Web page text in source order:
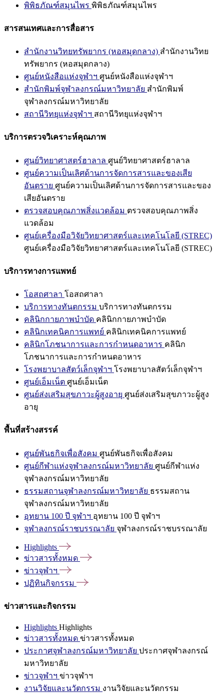
พิพิธภัณฑ์สมุนไพร พิพิธภัณฑ์สมุนไพร
สารสนเทศและการสื่อสาร
สำนักงานวิทยทรัพยากร (หอสมุดกลาง) สำนักงานวิทย
ทรัพยากร (หอสมุดกลาง)
ศูนย์หนังสือแห่งจุฬาฯ ศูนย์หนังสือแห่งจุฬาฯ
สำนักพิมพ์จุฬาลงกรณ์มหาวิทยาลัย สำนักพิมพ์
จุฬาลงกรณ์มหาวิทยาลัย
สถานีวิทยุแห่งจุฬาฯ สถานีวิทยุแห่งจุฬาฯ
บริการตรวจวิเคราะห์คุณภาพ
ศูนย์วิทยาศาสตร์ฮาลาล ศูนย์วิทยาศาสตร์ฮาลาล
ศูนย์ความเป็นเลิศด้านการจัดการสารและของเสีย
อันตราย ศูนย์ความเป็นเลิศด้านการจัดการสารและของ
เสียอันตราย
ตรวจสอบคุณภาพสิ่งแวดล้อม ตรวจสอบคุณภาพสิ่ง
แวดล้อม
ศูนย์เครื่องมือวิจัยวิทยาศาสตร์และเทคโนโลยี (STREC)
ศูนย์เครื่องมือวิจัยวิทยาศาสตร์และเทคโนโลยี (STREC)
บริการทางการแพทย์
โอสถศาลา โอสถศาลา
บริการทางทันตกรรม บริการทางทันตกรรม
คลินิกกายภาพบำบัด คลินิกกายภาพบำบัด
คลินิกเทคนิคการแพทย์ คลินิกเทคนิคการแพทย์
คลินิกโภชนาการและการกำหนดอาหาร คลินิก
โภชนาการและการกำหนดอาหาร
โรงพยาบาลสัตว์เล็กจุฬาฯ โรงพยาบาลสัตว์เล็กจุฬาฯ
ศูนย์เอ็มเน็ต ศูนย์เอ็มเน็ต
ศูนย์ส่งเสริมสุขภาวะผู้สูงอายุ ศูนย์ส่งเสริมสุขภาวะผู้สูง
อายุ
พื้นที่สร้างสรรค์
ศูนย์พันธกิจเพื่อสังคม ศูนย์พันธกิจเพื่อสังคม
ศูนย์กีฬาแห่งจุฬาลงกรณ์มหาวิทยาลัย ศูนย์กีฬาแห่ง
จุฬาลงกรณ์มหาวิทยาลัย
ธรรมสถานจุฬาลงกรณ์มหาวิทยาลัย ธรรมสถาน
จุฬาลงกรณ์มหาวิทยาลัย
อุทยาน 100 ปี จุฬาฯ อุทยาน 100 ปี จุฬาฯ
จุฬาลงกรณ์ราชบรรณาลัย จุฬาลงกรณ์ราชบรรณาลัย
Highlights
ข่าวสารทั้งหมด
ข่าวจุฬาฯ
ปฏิทินกิจกรรม
ข่าวสารและกิจกรรม
Highlights Highlights
ข่าวสารทั้งหมด ข่าวสารทั้งหมด
ประกาศจุฬาลงกรณ์มหาวิทยาลัย ประกาศจุฬาลงกรณ์
มหาวิทยาลัย
ข่าวจุฬาฯ ข่าวจุฬาฯ
งานวิจัยและนวัตกรรม งานวิจัยและนวัตกรรม